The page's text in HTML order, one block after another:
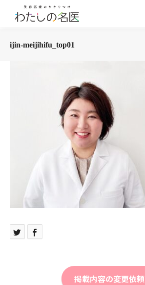
ijin-meijihifu_top01
掲載内容の変更依頼